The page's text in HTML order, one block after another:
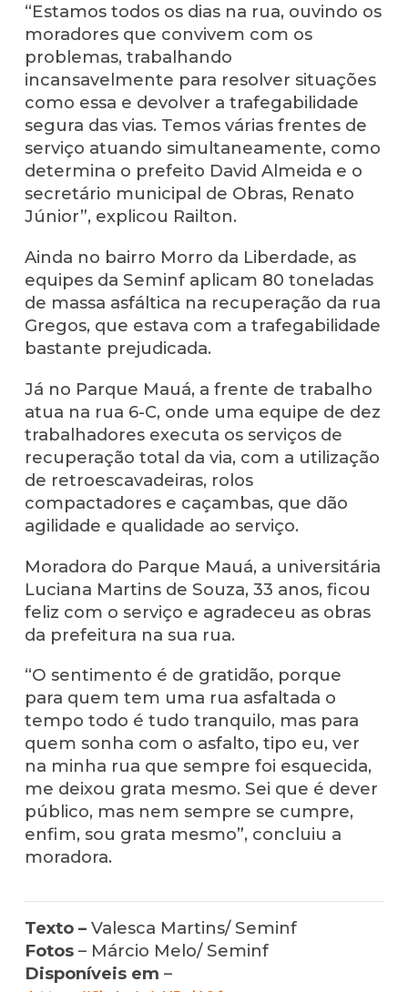
“Estamos todos os dias na rua, ouvindo os
moradores que convivem com os
problemas, trabalhando
incansavelmente para resolver situações
como essa e devolver a trafegabilidade
segura das vias. Temos várias frentes de
serviço atuando simultaneamente, como
determina o prefeito David Almeida e o
secretário municipal de Obras, Renato
Júnior”, explicou Railton.
Ainda no bairro Morro da Liberdade, as
equipes da Seminf aplicam 80 toneladas
de massa asfáltica na recuperação da rua
Gregos, que estava com a trafegabilidade
bastante prejudicada.
Já no Parque Mauá, a frente de trabalho
atua na rua 6-C, onde uma equipe de dez
trabalhadores executa os serviços de
recuperação total da via, com a utilização
de retroescavadeiras, rolos
compactadores e caçambas, que dão
agilidade e qualidade ao serviço.
Moradora do Parque Mauá, a universitária
Luciana Martins de Souza, 33 anos, ficou
feliz com o serviço e agradeceu as obras
da prefeitura na sua rua.
“O sentimento é de gratidão, porque
para quem tem uma rua asfaltada o
tempo todo é tudo tranquilo, mas para
quem sonha com o asfalto, tipo eu, ver
na minha rua que sempre foi esquecida,
me deixou grata mesmo. Sei que é dever
público, mas nem sempre se cumpre,
enfim, sou grata mesmo”, concluiu a
moradora.
Texto –Valesca Martins/ Seminf
Fotos– Márcio Melo/ Seminf
Disponíveis em –